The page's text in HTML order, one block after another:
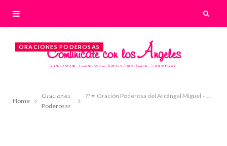
Home
Oraciones
Poderosas
??☀ Oración Poderosa del Arcángel Miguel – Para limpiar el camino de interferencias ☀??
ORACIONES PODEROSAS
??☀ Oración Poderosa del Arcángel
interferencias ☀??
LILIAN 8 OCTUBRE, 2020